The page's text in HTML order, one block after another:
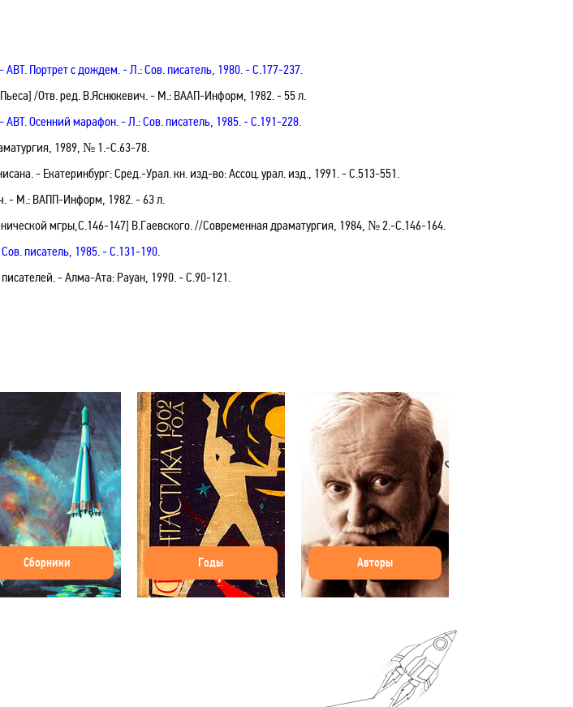
АВТ. Портрет с дождем.- Л.: Сов. писатель, 1980. - С.177-237.
Пьеса] /Отв. ред. В.Яснюкевич. - М.: ВААП-Информ, 1982. - 55 л.
АВТ. Осенний марафон.- Л.: Сов. писатель, 1985. - С.191-228.
1989, № 1.-C.63-78.
- Екатеринбург: Сред.-Урал. кн. изд-во: Ассоц. урал. изд., 1991. -С.513-551.
- М.: ВАПП-Информ, 1982. -63 л.
мгры,С.146-147] В.Гаевского. //Современная драматургия, 1984, № 2.-С.146-164.
. писатель, 1985. - С.131-190.
- Алма-Ата: Рауан, 1990. -С.90-121.
Сборники Годы Авторы